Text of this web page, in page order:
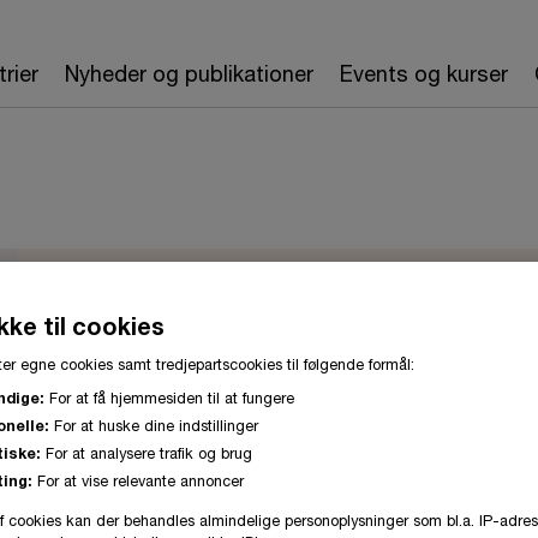
Nyheder og publikationer Events og kurser
Marc Tinggaard
Partner
København, PwC Denmark
Marc er Tax partner i Compliance & Wealth.
selskabsskat, er han ekspert i at løse
til cookies
egne cookies samt tredjepartscookies til følgende formål:
For at få hjemmesiden til at fungere
For at huske dine indstillinger
For at analysere trafik og brug
For at vise relevante annoncer
cookies kan der behandles almindelige personoplysninger som bl.a. IP-